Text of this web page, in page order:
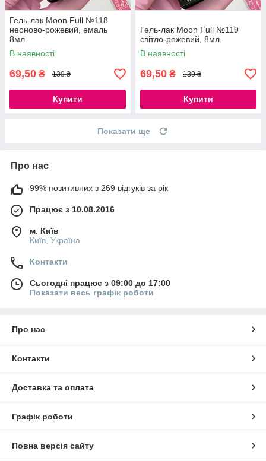
Гель-лак Moon Full №118
неоново-рожевий, емаль
8мл.
В наявності
69,50 ₴ 139 ₴
Купити
Гель-лак Moon Full №119
світло-рожевий, 8мл.
В наявності
69,50 ₴ 139 ₴
Купити
Показати ще
Про нас
99% позитивних з 269 відгуків за рік
Працює з 10.08.2016
м. Київ
Київ, Україна
Контакти
Сьогодні працює з 09:00 до 17:00
Показати весь графік роботи
Про нас
Контакти
Доставка та оплата
Графік роботи
Повна версія сайту